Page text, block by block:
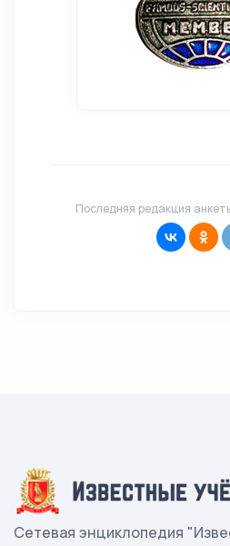
Последняя редакция
Сетевая энциклопедия